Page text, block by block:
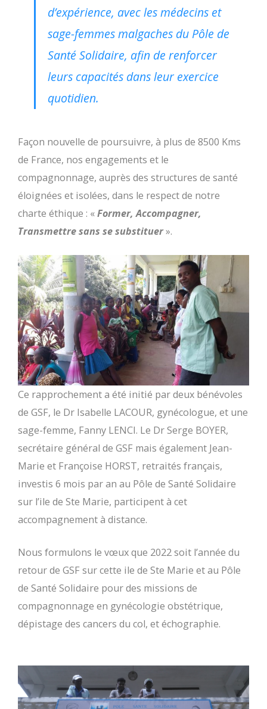
d’expérience, avec les médecins et
sage-femmes malgaches du Pôle de
Santé Solidaire, afin de renforcer
leurs capacités dans leur exercice
quotidien.
Façon nouvelle de poursuivre, à plus de 8500 Kms
de France, nos engagements et le
compagnonnage, auprès des structures de santé
éloignées et isolées, dans le respect de notre
charte éthique : «Former, Accompagner,
Transmettre sans se substituer».
Ce rapprochement a été initié par deux bénévoles
de GSF, le Dr Isabelle LACOUR, gynécologue, et une
sage-femme, Fanny LENCI. Le Dr Serge BOYER,
secrétaire général de GSF mais également Jean-
Marie et Françoise HORST, retraités français,
investis 6 mois par an au Pôle de Santé Solidaire
sur l’ile de Ste Marie, participent à cet
accompagnement à distance.
Nous formulons le vœux que 2022 soit l’année du
retour de GSF sur cette ile de Ste Marie et au Pôle
de Santé Solidaire pour des missions de
compagnonnage en gynécologie obstétrique,
dépistage des cancers du col, et échographie.